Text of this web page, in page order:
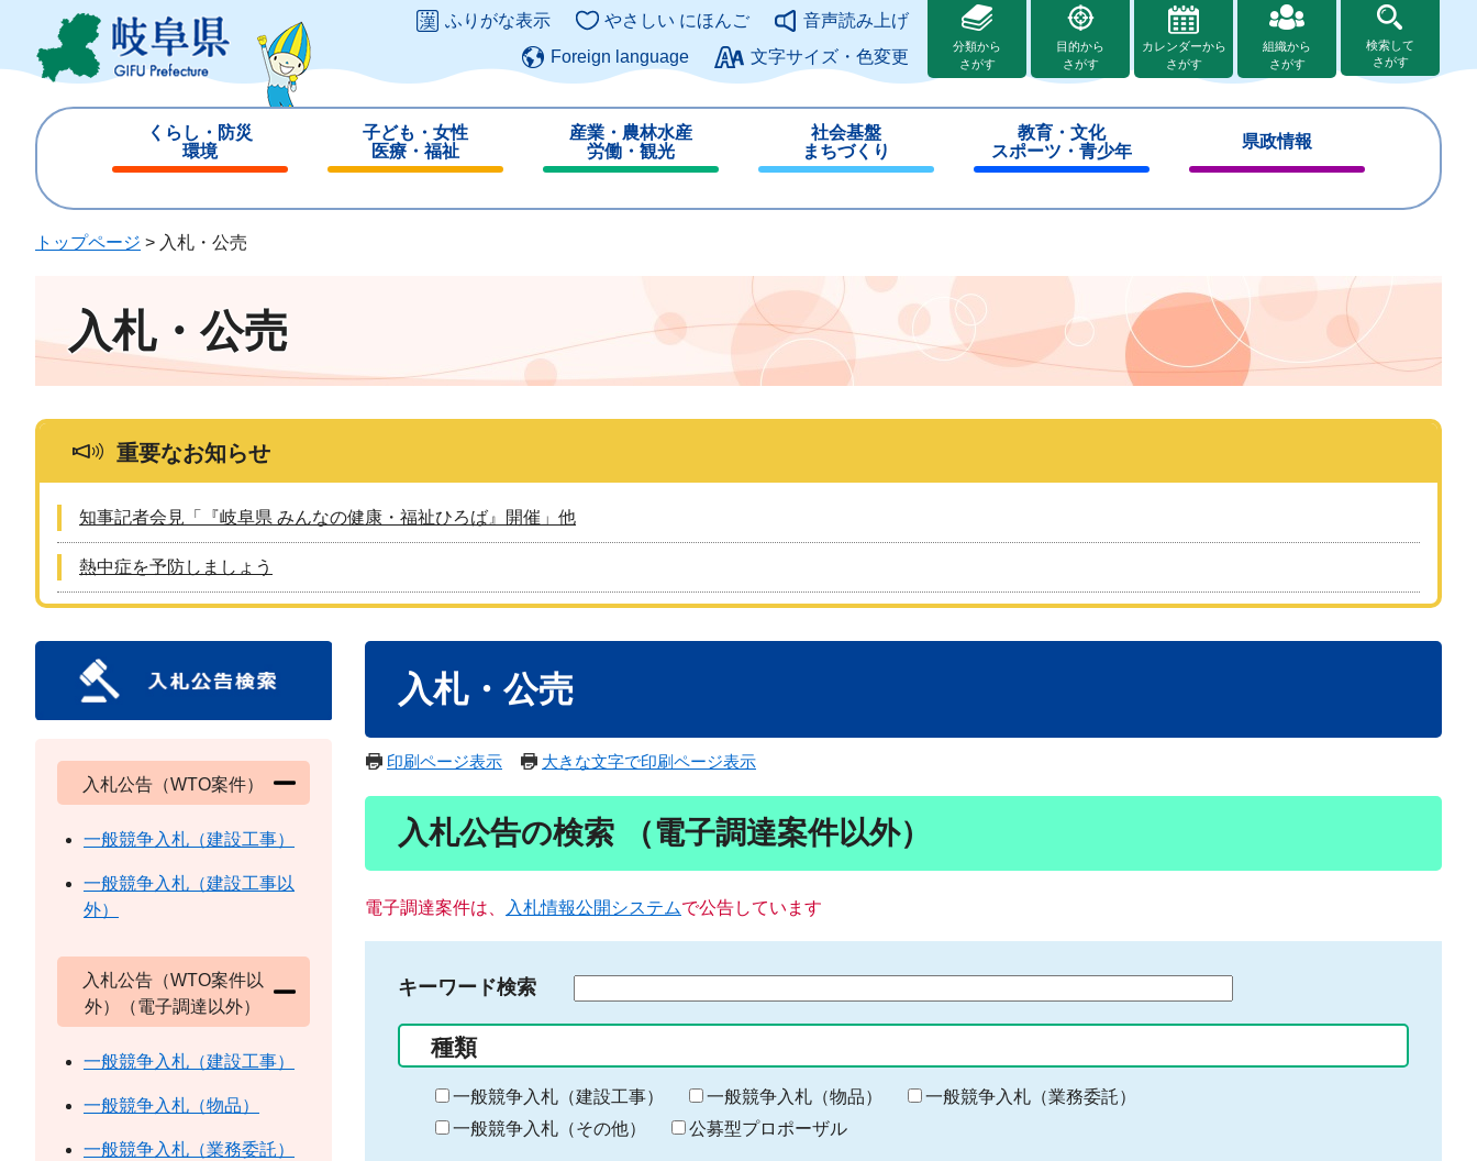
ジ
ュ
このページの本文へ
ふりがな表示 やさしい にほんご
音声読み上げ
Foreign language
文字サイズ・色変更
分類から
さがす
目的から
さがす
カレンダーから
さがす
組織から
さがす
検索して
さがす
くらし・防災
環境
じ
子ども・女性
医療・福祉
じ
産業・農林水産
労働・観光
じ
社会基盤
まちづくり
じ
教育・文化
スポーツ・青少年
じ
県政情報
じ
トップページ > 入札・公売
入札・公売
重要なお知らせ
知事記者会見「『岐阜県 みんなの健康・福祉ひろば』開催」他
熱中症を予防しましょう
入札・公売
印刷ページ表示 大きな文字で印刷ページ表示
入札公告の検索 （電子調達案件以外）
電子調達案件は、 入札情報公開システムで公告しています
キーワード検索
る
キ
ー
種類
一般競争入札（建設工事） 一般競争入札（物品）
一般競争入札（業務委託）
一般競争入札（その他）
公募型プロポーザル
入札公告（WTO案件）
一般競争入札（建設工事）
一般競争入札（建設工事以
外）
入札公告（WTO案件以
外）（電子調達以外）
一般競争入札（建設工事）
一般競争入札（物品）
一般競争入札（業務委託）